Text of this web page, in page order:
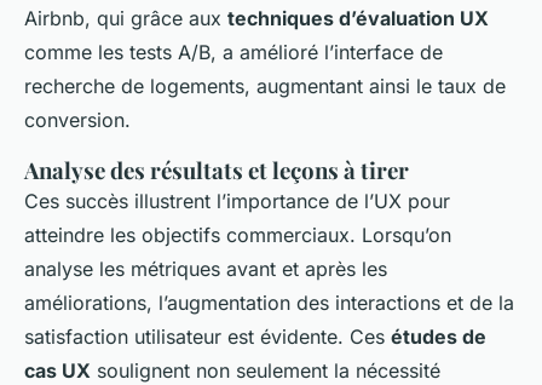
Airbnb, qui grâce aux techniques d’évaluation UX
comme les tests A/B, a amélioré l’interface de
recherche de logements, augmentant ainsi le taux de
conversion.
Analyse des résultats et leçons à tirer
Ces succès illustrent l’importance de l’UX pour
atteindre les objectifs commerciaux. Lorsqu’on
analyse les métriques avant et après les
améliorations, l’augmentation des interactions et de la
satisfaction utilisateur est évidente. Ces études de
cas UX soulignent non seulement la nécessité